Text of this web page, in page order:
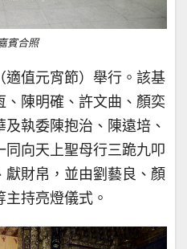
賓合照
適值元宵節）舉行。該基
陳明確、許文曲、顏奕
執委陳抱治、陳遠培、
向天上聖母行三跪九叩
獻財帛，並由劉藝良、顏
持亮燈儀式。